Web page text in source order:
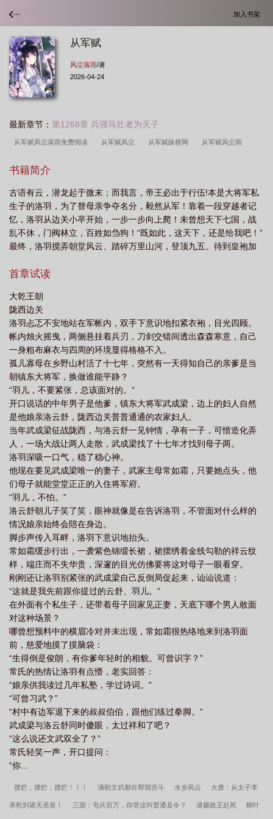
加入书架
从军赋
风尘落雨/著
2026-04-24
最新章节： 第1268章 兵强马壮者为天子
从军赋风尘落雨免费阅读 从军赋风尘 从军赋纵横网 从军赋风尘雨
一税种 从军赋风尘雨落陈羽
赋全文免费阅读最新章节更新时间 荡子从军赋 从军赋纵横 从军赋全文原
从军赋最新章节 从军赋风成雨落最新章节 从军赋免费阅读 从军赋风
尘落雨 从军赋 第27章 从军赋 第29章 从军赋在线阅读 从军赋
TXT 从军赋笔趣阁免费阅读 从军赋、洛羽 从军赋原文 从军赋风尘雨落
书籍简介
古语有云，潜龙起于微末；而我言，帝王必出于行伍!本是大将军私
生子的洛羽，为了替母亲争夺名分，毅然从军！靠着一段穿越者记
忆，洛羽从边关小卒开始，一步一步向上爬！未曾想天下七国，战
乱不休，门阀林立，百姓如刍狗！“既如此，这天下，还是给我吧！”
最终，洛羽搅弄朝堂风云、踏碎万里山河，登顶九五。待到皇袍加
首章试读
大乾王朝
陇西边关
洛羽忐忑不安地站在军帐内，双手下意识地扣紧衣袍，目光四顾。
帐内烛火摇曳，两侧悬挂着兵刃，刀剑交错间透出森森寒意，自己
一身粗布麻衣与四周的环境显得格格不入。
孤儿寡母在乡野山村活了十七年，突然有一天得知自己的亲爹是当
朝镇东大将军，换做谁能平静？
“羽儿，不要紧张，总该面对的。”
开口说话的中年男子是他爹，镇东大将军武成梁，边上的妇人自然
是他娘亲洛云舒，陇西边关普普通通的农家妇人。
当年武成梁征战陇西，与洛云舒一见钟情，孕有一子，可惜造化弄
人，一场大战让两人走散，武成梁找了十七年才找到母子两。
洛羽深吸一口气，稳了稳心神。
他现在要见武成梁唯一的妻子，武家主母常如霜，只要她点头，他
们母子就能堂堂正正的入住将军府。
“羽儿，不怕。”
洛云舒朝儿子笑了笑，眼神就像是在告诉洛羽，不管面对什么样的
情况娘亲始终会陪在身边。
脚步声传入耳畔，洛羽下意识地抬头。
常如霜缓步行出，一袭紫色锦缎长裙，裙摆绣着金线勾勒的祥云纹
样，端庄而不失华贵，深邃的目光仿佛要将这对母子一眼看穿。
刚刚还让洛羽别紧张的武成梁自己反倒局促起来，讪讪说道：
“这就是我先前跟你提过的云舒、羽儿。”
在外面有个私生子，还带着母子回家见正妻，天底下哪个男人敢面
对这种场景？
哪曾想预料中的横眉冷对并未出现，常如霜很热络地来到洛羽面
前，慈爱地摸了摸脑袋：
“生得倒是俊朗，有你爹年轻时的相貌。可曾识字？”
常氏的热情让洛羽有点懵，老实回答：
“娘亲供我读过几年私塾，学过诗词。”
“可曾习武？”
“村中有边军退下来的叔叔伯伯，跟他们练过拳脚。”
武成梁与洛云舒同时傻眼，太过祥和了吧？
“这么说还文武双全了？”
常氏轻笑一声，开口提问：
“你...
摆烂，摆烂，摆烂！！！ 满朝文武都在帮我宫斗 水乡风云 大唐：从太子李
承乾到诸天圣皇！ 三国：屯兵百万，你管这叫普通县令？ 请摄政王赴死 柳叶